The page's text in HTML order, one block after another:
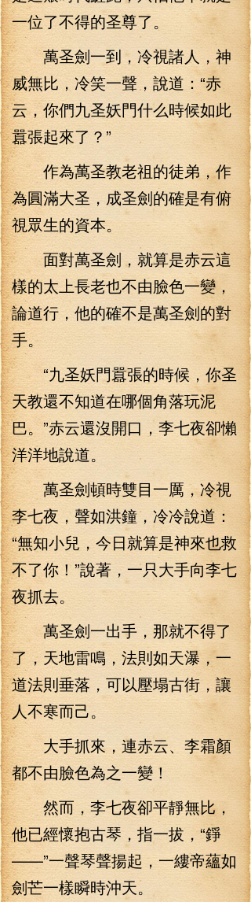
一位了不得的圣尊了。
萬圣劍一到，冷視諸人，神
威無比，冷笑一聲，說道：“赤
云，你們九圣妖門什么時候如此
囂張起來了？”
作為萬圣教老祖的徒弟，作
為圓滿大圣，成圣劍的確是有俯
視眾生的資本。
面對萬圣劍，就算是赤云這
樣的太上長老也不由臉色一變，
論道行，他的確不是萬圣劍的對
手。
“九圣妖門囂張的時候，你圣
天教還不知道在哪個角落玩泥
巴。”赤云還沒開口，李七夜卻懶
洋洋地說道。
萬圣劍頓時雙目一厲，冷視
李七夜，聲如洪鐘，冷冷說道：
“無知小兒，今日就算是神來也救
不了你！”說著，一只大手向李七
夜抓去。
萬圣劍一出手，那就不得了
了，天地雷鳴，法則如天瀑，一
道法則垂落，可以壓塌古街，讓
人不寒而己。
大手抓來，連赤云、李霜顏
都不由臉色為之一變！
然而，李七夜卻平靜無比，
他已經懷抱古琴，指一拔，“錚
——”一聲琴聲揚起，一縷帝蘊如
劍芒一樣瞬時沖天。